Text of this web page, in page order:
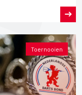
Toernooien